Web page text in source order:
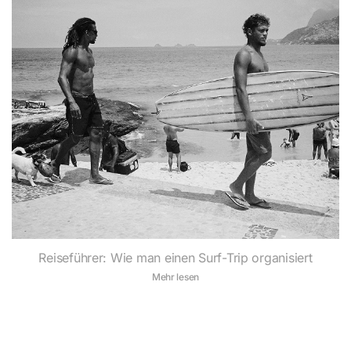
Reiseführer: Wie man einen Surf-Trip organisiert
Mehr lesen